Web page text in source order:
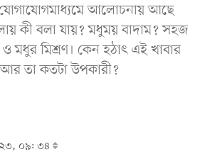
যোগাযোগমাধ্যমে আলোচনায় আছে
কী বলা যায়? মধুময় বাদাম? সহজ
মধুর মিশ্রণ। কেন হঠাৎ এই খাবার
তা কতটা উপকারী?
০৯: ৩৪